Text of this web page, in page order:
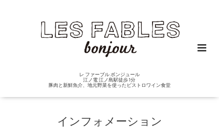
レ ファーブル ボンジュール
江ノ電 江ノ島駅徒歩1分
豚肉と新鮮魚介、地元野菜を使ったビストロワイン食堂
インフォメーション